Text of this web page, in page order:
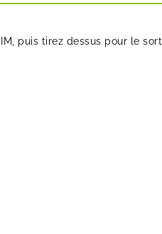
puis tirez dessus pour le